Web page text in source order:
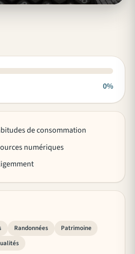
0%
de consommation
numériques
Randonnées
Patrimoine